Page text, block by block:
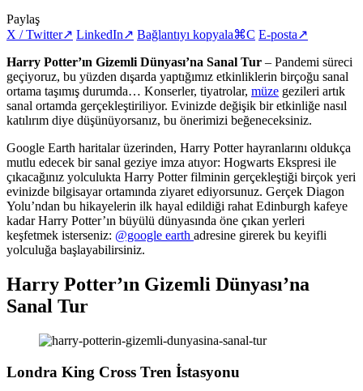
Paylaş
X / Twitter↗ LinkedIn↗ Bağlantıyı kopyala⌘C E-posta↗
Harry Potter’ın Gizemli Dünyası’na Sanal Tur – Pandemi süreci
geçiyoruz, bu yüzden dışarda yaptığımız etkinliklerin birçoğu sanal
ortama taşımış durumda… Konserler, tiyatrolar, müze gezileri artık
sanal ortamda gerçekleştiriliyor. Evinizde değişik bir etkinliğe nasıl
katılırım diye düşünüyorsanız, bu önerimizi beğeneceksiniz.
Google Earth haritalar üzerinden, Harry Potter hayranlarını oldukça
mutlu edecek bir sanal geziye imza atıyor: Hogwarts Ekspresi ile
çıkacağınız yolculukta Harry Potter filminin gerçekleştiği birçok yeri
evinizde bilgisayar ortamında ziyaret ediyorsunuz. Gerçek Diagon
Yolu’ndan bu hikayelerin ilk hayal edildiği rahat Edinburgh kafeye
kadar Harry Potter’ın büyülü dünyasında öne çıkan yerleri
keşfetmek isterseniz: @google earth adresine girerek bu keyifli
yolculuğa başlayabilirsiniz.
Harry Potter’ın Gizemli Dünyası’na
Sanal Tur
Londra King Cross Tren İstasyonu